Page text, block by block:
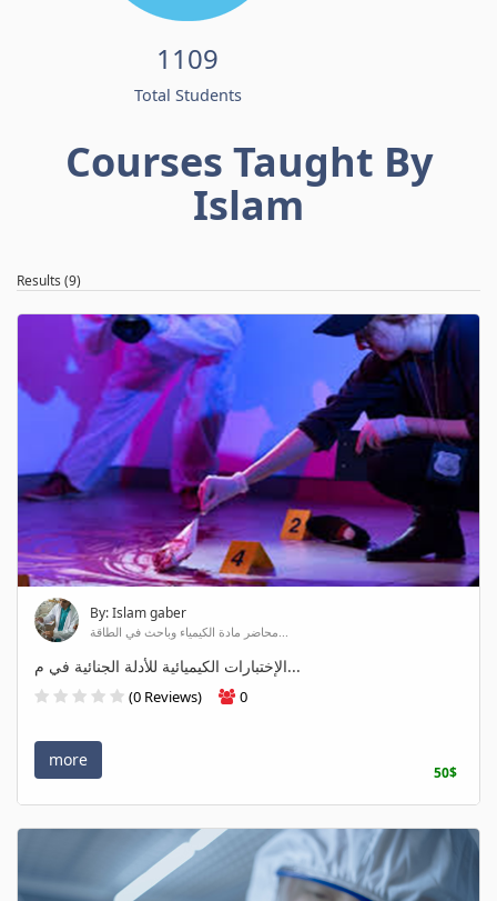
1109
Total Students
Courses Taught By
Islam
Results (9)
By: Islam gaber
محاضر مادة الكيمياء وباحث في الطاقة...
الإختبارات الكيميائية للأدلة الجنائية في م...
(0 Reviews) 0
more
50$